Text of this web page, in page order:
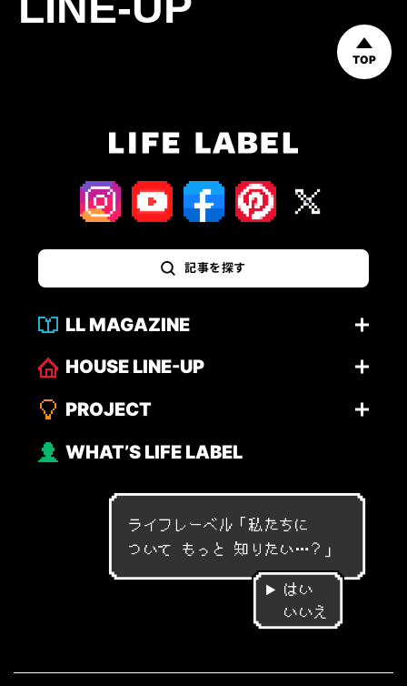
TOP
記事を探す
LL MAGAZINE
HOUSE LINE-UP
PROJECT
WHAT’S LIFE LABEL
ライフレーベル「私 たちに
つ いて も っ と 知 り た い…？ 」
はい
いいえ